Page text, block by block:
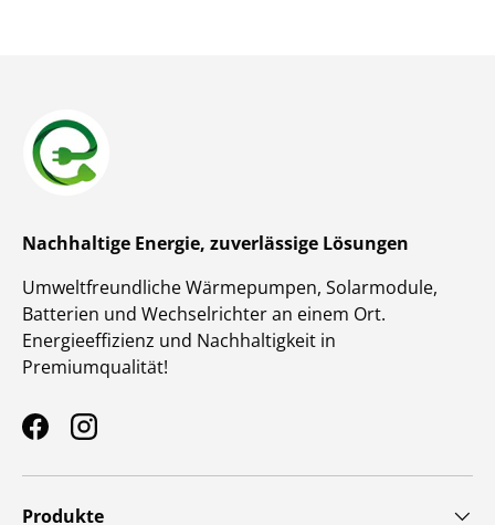
Nachhaltige Energie, zuverlässige Lösungen
Umweltfreundliche Wärmepumpen, Solarmodule,
Batterien und Wechselrichter an einem Ort.
Energieeffizienz und Nachhaltigkeit in
Premiumqualität!
FacebookInstagram
Produkte